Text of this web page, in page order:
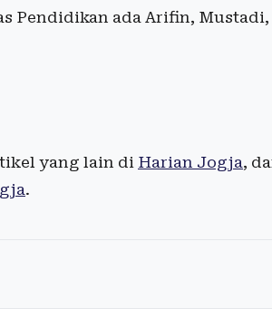
Pendidikan ada Arifin,
yang lain di Harian Jogja,
.